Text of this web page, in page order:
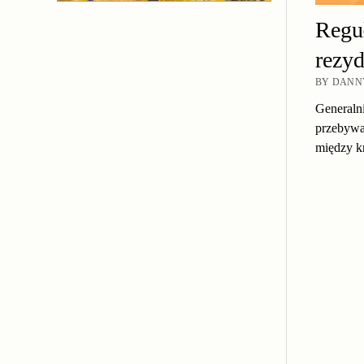
BY
między